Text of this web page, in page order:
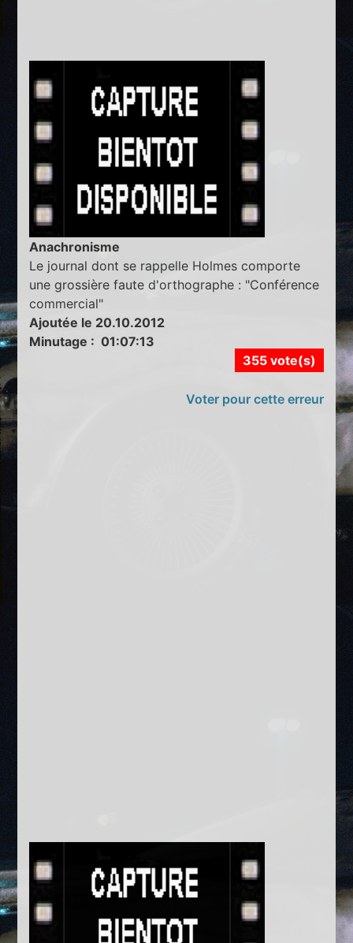
Anachronisme
Le journal dont se rappelle Holmes comporte
une grossière faute d'orthographe : "Conférence
commercial"
Ajoutée le 20.10.2012
Minutage : 01:07:13
355 vote(s)
Voter pour cette erreur